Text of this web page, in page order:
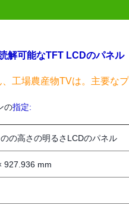
解可能なTFT LCDのパネル
工場農産物TVは。主要な
の指定:
の高さの明るさLCDのパネル
927.936 mm